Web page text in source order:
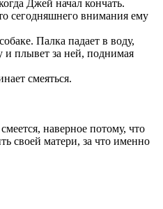
Джей начал кончать.
сегодняшнего внимания ему
Палка падает в воду,
и плывет за ней, поднимая
смеяться.
наверное потому, что
своей матери, за что именно